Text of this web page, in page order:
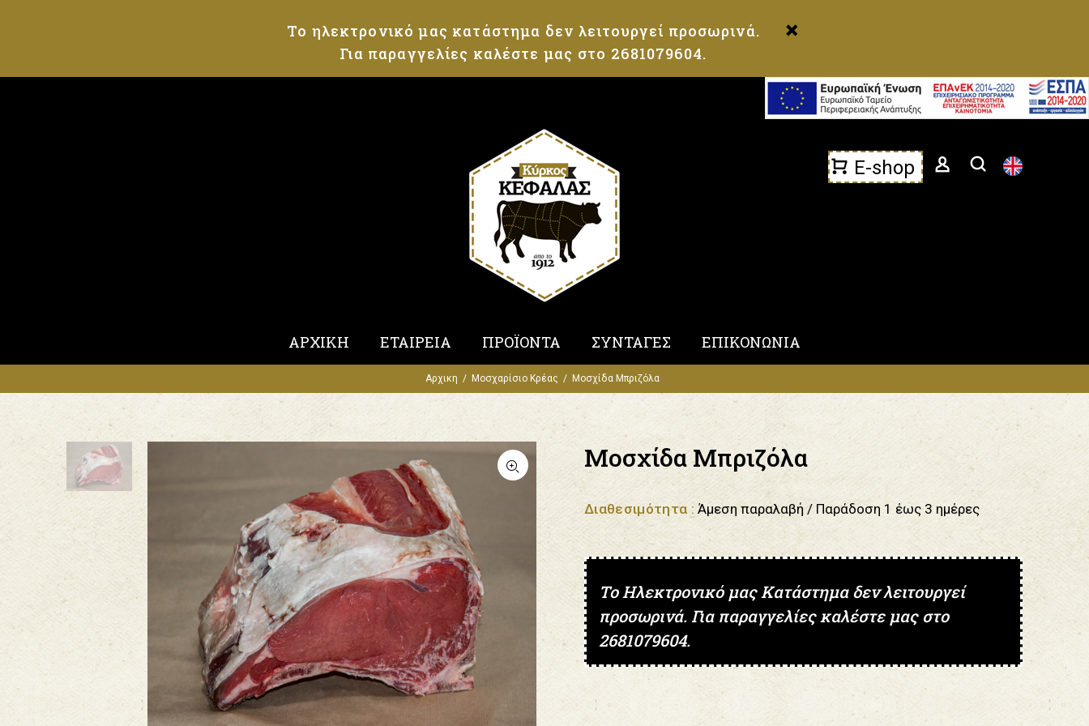
Το ηλεκτρονικό μας κατάστημα δεν λειτουργεί προσωρινά.
Για παραγγελίες καλέστε μας στο 2681079604.
E-shop
ΑΡΧΙΚΗ ΕΤΑΙΡΕΙΑ ΠΡΟΪΟΝΤΑ ΣΥΝΤΑΓΕΣ ΕΠΙΚΟΝΩΝΙΑ
Αρχικη Μοσχαρίσιο Κρέας Μοσχίδα Μπριζόλα
Μοσχίδα Μπριζόλα
Διαθεσιμότητα :Άμεση παραλαβή / Παράδoση 1 έως 3 ημέρες
Το Ηλεκτρονικό μας Κατάστημα δεν λειτουργεί
προσωρινά. Για παραγγελίες καλέστε μας στο
2681079604.